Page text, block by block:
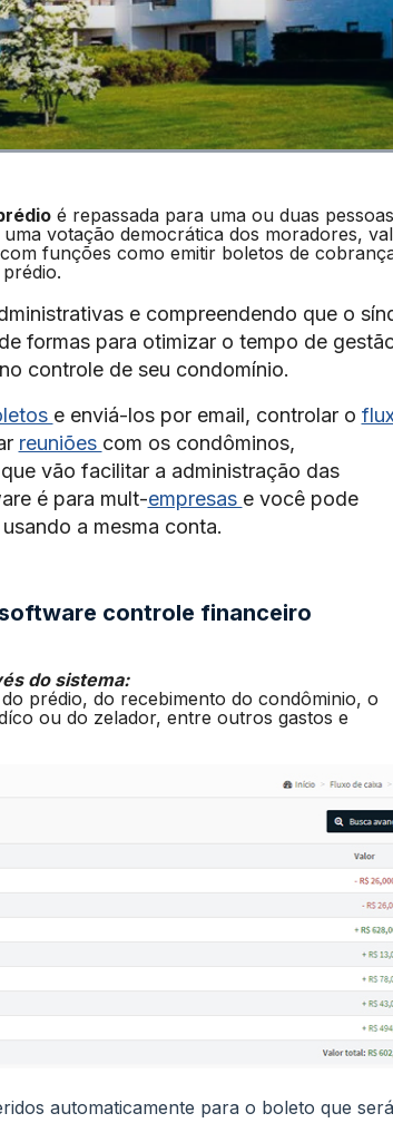
é repassada para uma ou duas
votação democrática dos moradores,
funções como emitir boletos de
e compreendendo que o
formas para otimizar o tempo de
controle de seu condomínio.
e enviá-los por email, controlar o
reuniões com os condôminos,
vão facilitar a administração das
é para mult-empresas e você pode
a mesma conta.
software controle financeiro
do sistema:
prédio, do recebimento do condôminio, o
ou do zelador, entre outros gastos e
automaticamente para o boleto que será